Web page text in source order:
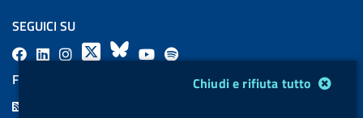
Chiudi e rifiuta tutto
SEGUICI SU
F
L
X
B
Y l
FEED RSS